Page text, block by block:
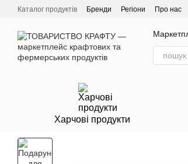
Перейти до основного контенту
Каталог продуктів Бренди Регіони Про нас
Харчові продукти